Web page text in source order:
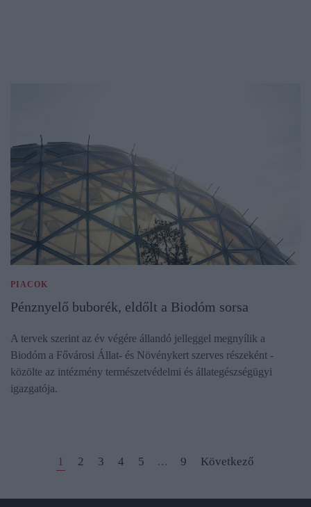
PIACOK
Pénznyelő buborék, eldőlt a Biodóm sorsa
A tervek szerint az év végére állandó jelleggel megnyílik a
Biodóm a Fővárosi Állat- és Növénykert szerves részeként -
közölte az intézmény természetvédelmi és állategészségügyi
igazgatója.
1 2 3 4 5 … 9 Következő